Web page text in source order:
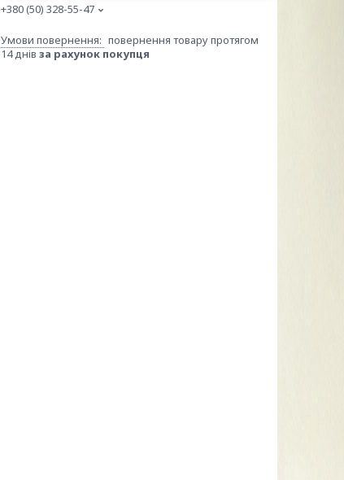
+380 (50) 328-55-47
повернення товару протягом
14 днів за рахунок покупця